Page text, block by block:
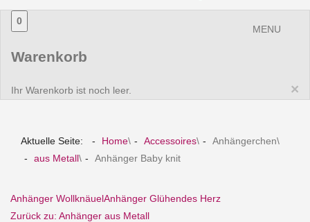
MENU
0
Warenkorb
×
Ihr Warenkorb ist noch leer.
Aktuelle Seite: Home\ Accessoires\ Anhängerchen\
aus Metall\ Anhänger Baby knit
Anhänger WollknäuelAnhänger Glühendes Herz
Zurück zu: Anhänger aus Metall